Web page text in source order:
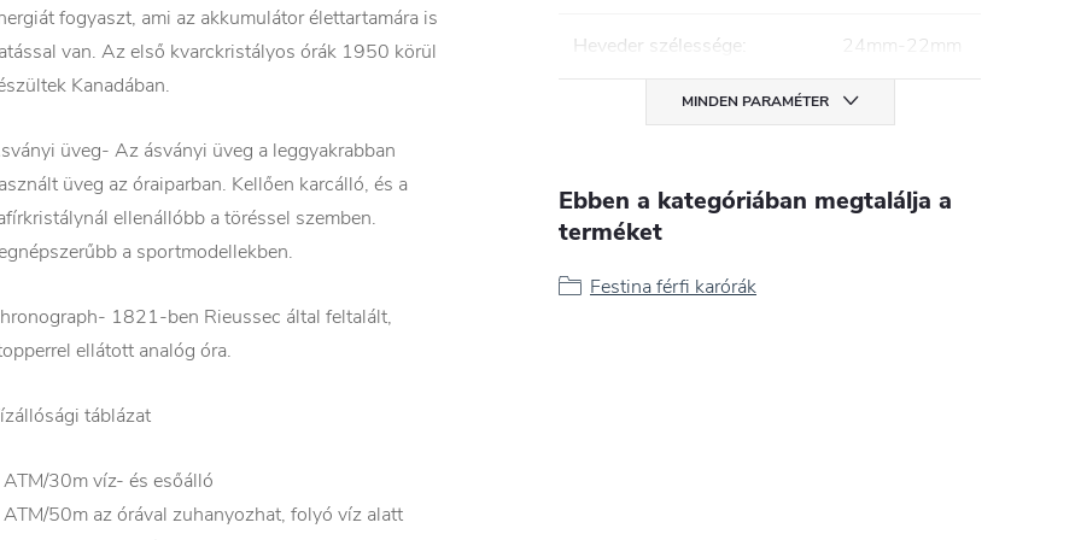
fogyaszt, ami az akkumulátor élettartamára is
van. Az első kvarckristályos órák 1950 körül
Kanadában.
üveg- Az ásványi üveg a leggyakrabban
üveg az óraiparban. Kellően karcálló, és a
ellenállóbb a töréssel szemben.
a sportmodellekben.
1821-ben Rieussec által feltalált,
ellátott analóg óra.
táblázat
30m víz- és esőálló
50m az órával zuhanyozhat, folyó víz alatt
Heveder szélessége: 24mm-22mm
MINDEN PARAMÉTER
Ebben a kategóriában megtalálja a
terméket
Festina férfi karórák